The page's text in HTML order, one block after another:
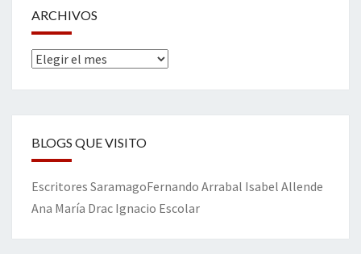
ARCHIVOS
Archivos
BLOGS QUE VISITO
Escritores SaramagoFernando Arrabal Isabel Allende
Ana María Drac Ignacio Escolar